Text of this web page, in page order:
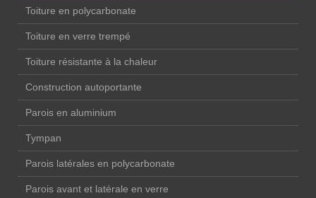
Toiture en polycarbonate
Toiture en verre trempé
Toiture résistante à la chaleur
Construction autoportante
Parois en aluminium
Tympan
Parois latérales en polycarbonate
Parois avant et latérale en verre